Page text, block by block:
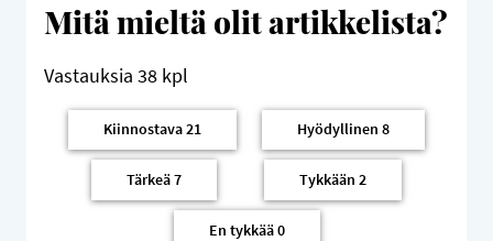
Mitä mieltä olit artikkelista?
Vastauksia 38 kpl
Kiinnostava21 Hyödyllinen 8
Tärkeä7 Tykkään 2
En tykkää0